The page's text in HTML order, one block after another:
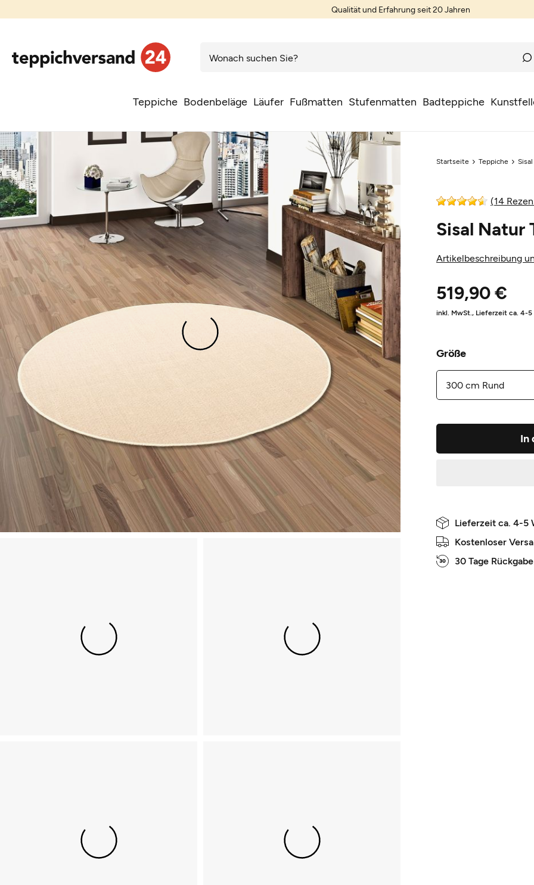
Qualität und Erfahrung seit 20 Jahren
Teppiche Bodenbeläge Läufer Fußmatten Stufenmatten Badteppiche
Startseite Teppiche
(14
Sisal Natur
Artikelbeschreibung
519,90 €
inkl. MwSt., Lieferzeit ca. 4-5
Größe
In
Lieferzeit ca. 4-5
Kostenloser
30 Tage